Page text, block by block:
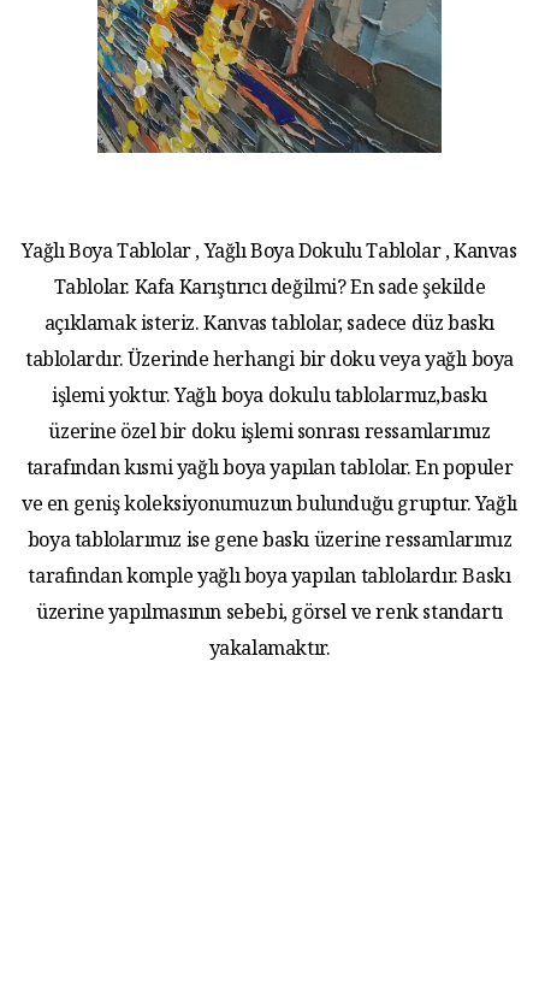
Yağlı Boya Tablolar , Yağlı Boya Dokulu Tablolar , Kanvas
Tablolar. Kafa Karıştırıcı değilmi? En sade şekilde
açıklamak isteriz. Kanvas tablolar, sadece düz baskı
tablolardır. Üzerinde herhangi bir doku veya yağlı boya
işlemi yoktur. Yağlı boya dokulu tablolarmız,baskı
üzerine özel bir doku işlemi sonrası ressamlarımız
tarafından kısmi yağlı boya yapılan tablolar. En populer
ve en geniş koleksiyonumuzun bulunduğu gruptur. Yağlı
boya tablolarımız ise gene baskı üzerine ressamlarımız
tarafından komple yağlı boya yapılan tablolardır. Baskı
üzerine yapılmasının sebebi, görsel ve renk standartı
yakalamaktır.